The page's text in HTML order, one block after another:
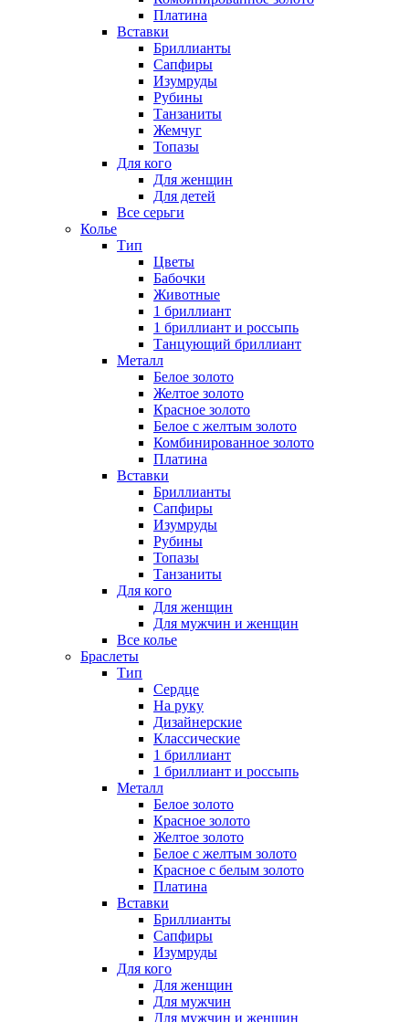
Платина
Вставки
Бриллианты
Сапфиры
Изумруды
Рубины
Танзаниты
Жемчуг
Топазы
Для кого
Для женщин
Для детей
Все серьги
Колье
Тип
Цветы
Бабочки
Животные
1 бриллиант
1 бриллиант и россыпь
Танцующий бриллиант
Металл
Белое золото
Желтое золото
Красное золото
Белое с желтым золото
Комбинированное золото
Платина
Вставки
Бриллианты
Сапфиры
Изумруды
Рубины
Топазы
Танзаниты
Для кого
Для женщин
Для мужчин и женщин
Все колье
Браслеты
Тип
Сердце
На руку
Дизайнерские
Классические
1 бриллиант
1 бриллиант и россыпь
Металл
Белое золото
Красное золото
Желтое золото
Белое с желтым золото
Красное с белым золото
Платина
Вставки
Бриллианты
Сапфиры
Изумруды
Для кого
Для женщин
Для мужчин
Для мужчин и женщин